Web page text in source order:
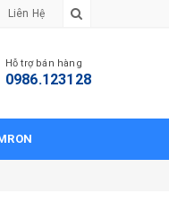
Liên Hệ
Hỗ trợ bán hàng
0986.123128